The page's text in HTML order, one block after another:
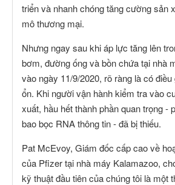
triển và nhanh chóng tăng cường sản
mô thương mại.
Nhưng ngay sau khi áp lực tăng lên
bơm, đường ống và bồn chứa tại nhà
vào ngày 11/9/2020, rõ ràng là có
ổn. Khi người vận hành kiểm tra vào
xuất, hầu hết thành phần quan trọng -
bao bọc RNA thông tin - đã bị thiếu.
Pat McEvoy, Giám đốc cấp cao về
của Pfizer tại nhà máy Kalamazoo,
kỹ thuật đầu tiên của chúng tôi là một